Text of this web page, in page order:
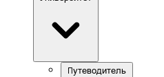
Путеводитель